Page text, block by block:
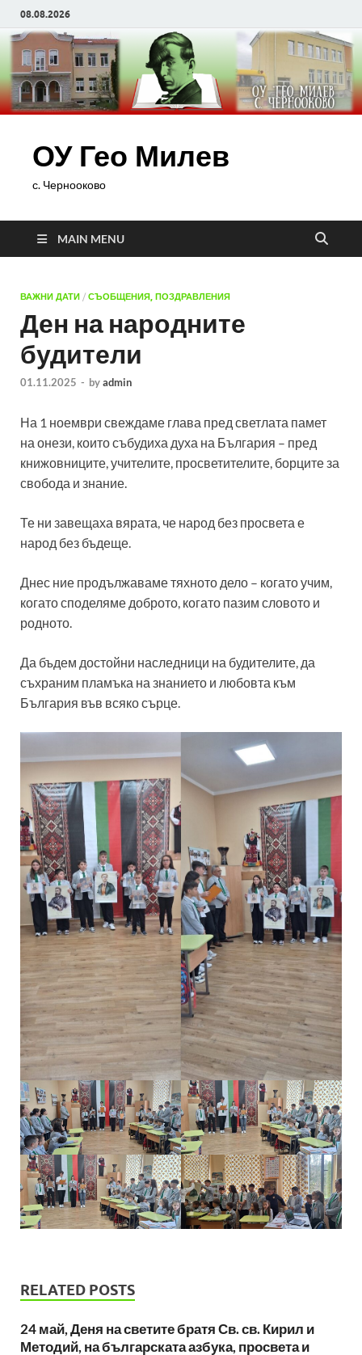
08.08.2026
ОУ Гео Милев
с. Чернооково
MAIN MENU
ВАЖНИ ДАТИ / СЪОБЩЕНИЯ, ПОЗДРАВЛЕНИЯ
Ден на народните
будители
01.11.2025 - byadmin
На 1 ноември свеждаме глава пред светлата памет
на онези, които събудиха духа на България – пред
книжовниците, учителите, просветителите, борците за
свобода и знание.
Те ни завещаха вярата, че народ без просвета е
народ без бъдеще.
Днес ние продължаваме тяхното дело – когато учим,
когато споделяме доброто, когато пазим словото и
родното.
Да бъдем достойни наследници на будителите, да
съхраним пламъка на знанието и любовта към
България във всяко сърце.
RELATED POSTS
24 май, Деня на светите братя Св. св. Кирил и
Методий, на българската азбука, просвета и